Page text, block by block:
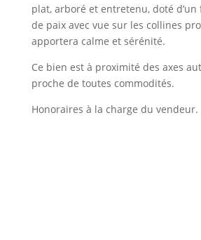
plat, arboré et entretenu, doté d’un
de paix avec vue sur les collines
apportera calme et sérénité.
Ce bien est à proximité des axes
proche de toutes commodités.
Honoraires à la charge du vendeur.